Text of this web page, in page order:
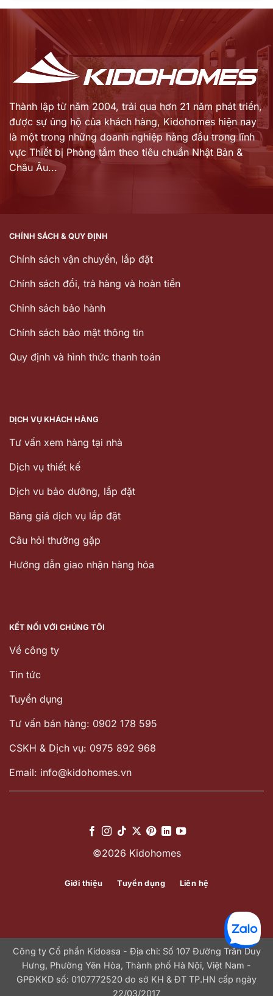
34.325.000 ₫.
24.250.000 ₫.
Thành lập từ năm 2004, trải qua hơn 21 năm phát triển,
được sự ủng hộ của khách hàng, Kidohomes hiện nay
là một trong những doanh nghiệp hàng đầu trong lĩnh
vực Thiết bị Phòng tắm theo tiêu chuẩn Nhật Bản &
Châu Âu...
CHÍNH SÁCH & QUY ĐỊNH
Chính sách vận chuyển, lắp đặt
Chính sách đổi, trả hàng và hoàn tiền
Chinh sách bảo hành
Chính sách bảo mật thông tin
Quy định và hình thức thanh toán
DỊCH VỤ KHÁCH HÀNG
Tư vấn xem hàng tại nhà
Dịch vụ thiết kế
Dịch vu bảo dưỡng, lắp đặt
Bảng giá dịch vụ lắp đặt
Câu hỏi thường gặp
Hướng dẫn giao nhận hàng hóa
KẾT NỐI VỚI CHÚNG TÔI
Về công ty
Tin tức
Tuyển dụng
Tư vấn bán hàng: 0902 178 595
CSKH & Dịch vụ: 0975 892 968
Email: info@kidohomes.vn
©2026 Kidohomes
Giới thiệu Tuyển dụng Liên hệ
Công ty Cổ phần Kidoasa - Địa chỉ: Số 107 Đường Trần Duy
Hưng, Phường Yên Hòa, Thành phố Hà Nội, Việt Nam -
GPĐKKD số: 0107772520 do sở KH & ĐT TP.HN cấp ngày
22/03/2017